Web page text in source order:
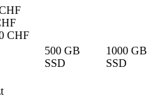
CHF
500 GB
SSD
1000 GB
SSD